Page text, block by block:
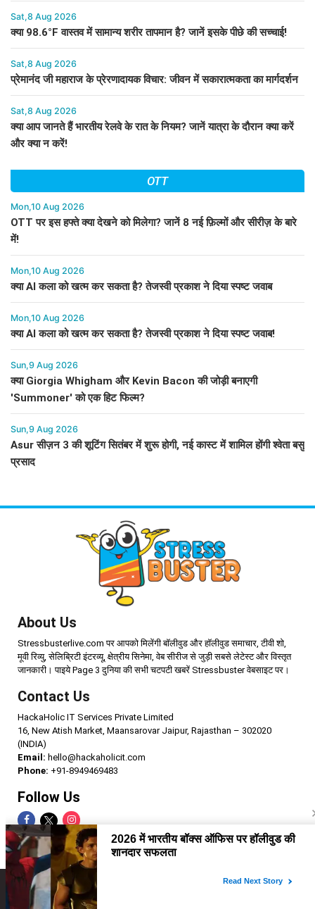
Sat,8 Aug 2026
क्या 98.6°F वास्तव में सामान्य शरीर तापमान है? जानें इसके पीछे की सच्चाई!
Sat,8 Aug 2026
प्रेमानंद जी महाराज के प्रेरणादायक विचार: जीवन में सकारात्मकता का मार्गदर्शन
Sat,8 Aug 2026
क्या आप जानते हैं भारतीय रेलवे के रात के नियम? जानें यात्रा के दौरान क्या करें
और क्या न करें!
OTT
Mon,10 Aug 2026
OTT पर इस हफ्ते क्या देखने को मिलेगा? जानें 8 नई फ़िल्मों और सीरीज़ के बारे
में!
Mon,10 Aug 2026
क्या AI कला को खत्म कर सकता है? तेजस्वी प्रकाश ने दिया स्पष्ट जवाब
Mon,10 Aug 2026
क्या AI कला को खत्म कर सकता है? तेजस्वी प्रकाश ने दिया स्पष्ट जवाब!
Sun,9 Aug 2026
क्या Giorgia Whigham और Kevin Bacon की जोड़ी बनाएगी
'Summoner' को एक हिट फिल्म?
Sun,9 Aug 2026
Asur सीज़न 3 की शूटिंग सितंबर में शुरू होगी, नई कास्ट में शामिल होंगी श्वेता बसु
प्रसाद
About Us
Stressbusterlive.com पर आपको मिलेंगी बॉलीवुड और हॉलीवुड समाचार, टीवी शो,
मूवी रिव्यु, सेलिब्रिटी इंटरव्यू, क्षेत्रीय सिनेमा, वेब सीरीज से जुड़ी सबसे लेटेस्ट और विस्तृत
जानकारी। पाइये Page 3 दुनिया की सभी चटपटी खबरें Stressbuster वेबसाइट पर।
Contact Us
HackaHolic IT Services Private Limited
16, New Atish Market, Maansarovar Jaipur, Rajasthan – 302020
(INDIA)
Email: hello@hackaholicit.com
Phone: +91-8949469483
Follow Us
Copyright © 2024 HackaHolic IT Services Private Limited
Home
About us